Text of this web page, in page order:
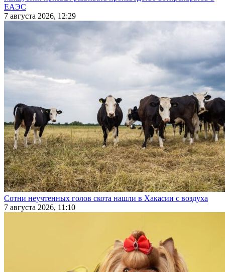
ЕАЭС
7 августа 2026, 12:29
Сотни неучтенных голов скота нашли в Хакасии с воздуха
7 августа 2026, 11:10